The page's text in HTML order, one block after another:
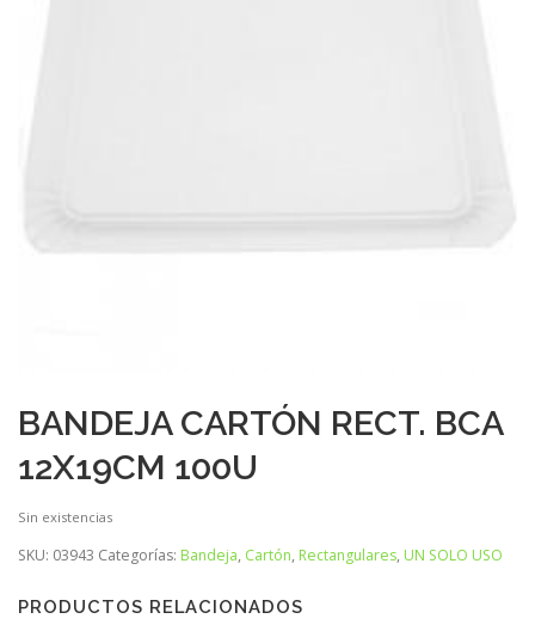
BANDEJA CARTÓN RECT. BCA
12X19CM 100U
Sin existencias
SKU: 03943 Categorías: Bandeja, Cartón, Rectangulares, UN SOLO USO
PRODUCTOS RELACIONADOS